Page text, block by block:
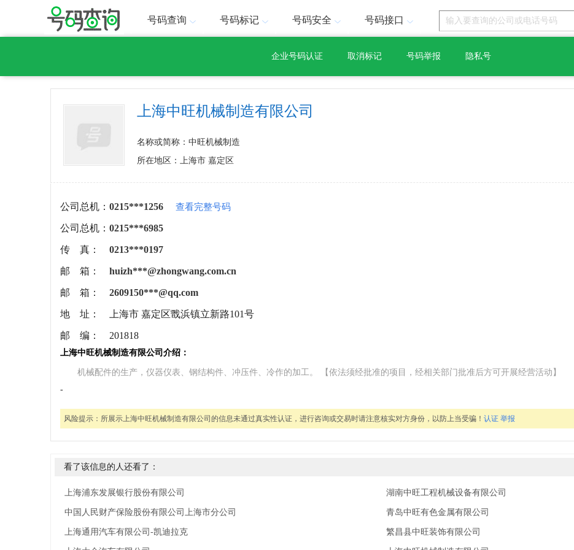
号码查询 号码标记 号码安全 号码接口
企业号码认证 取消标记 号码举报 隐私号
上海中旺机械制造有限公司
名称或简称：中旺机械制造
所在地区：上海市 嘉定区
公司总机： 0215***1256 查看完整号码
公司总机： 0215***6985
传 真： 0213***0197
邮 箱： huizh***@zhongwang.com.cn
邮 箱： 2609150***@qq.com
地 址： 上海市 嘉定区戬浜镇立新路101号
邮 编： 201818
上海中旺机械制造有限公司介绍：
机械配件的生产，仪器仪表、钢结构件、冲压件、冷作的加工。 【依法须经批准的项目，经相关部门批准后方可开展经营活动】
-
风险提示： 所展示上海中旺机械制造有限公司的信息未通过真实性认证，进行咨询或交易时请注意核实对方身份，以防上当受骗！ 认证 举报
看了该信息的人还看了：
上海浦东发展银行股份有限公司
中国人民财产保险股份有限公司上海市分公司
上海通用汽车有限公司-凯迪拉克
湖南中旺工程机械设备有限公司
青岛中旺有色金属有限公司
繁昌县中旺装饰有限公司